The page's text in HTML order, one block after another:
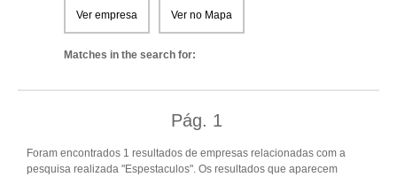
Ver empresa Ver no Mapa
Matches in the search for:
Pág. 1
Foram encontrados 1 resultados de empresas relacionadas com a
pesquisa realizada "Espestaculos". Os resultados que aparecem